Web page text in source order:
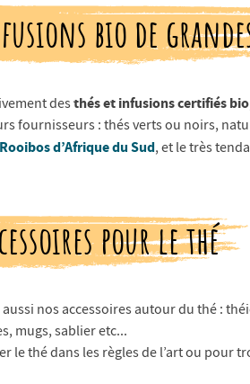
bio de
desthés et infusions certifiés bio
fournisseurs : thés verts ou noirs,
Rooibos d’Afrique du Sud, et le très
pour le thé
nos accessoires autour du thé :
mugs, sablier etc...
le thé dans les règles de l’art ou pour